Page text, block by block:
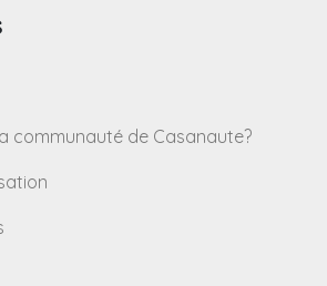
communauté de Casanaute?